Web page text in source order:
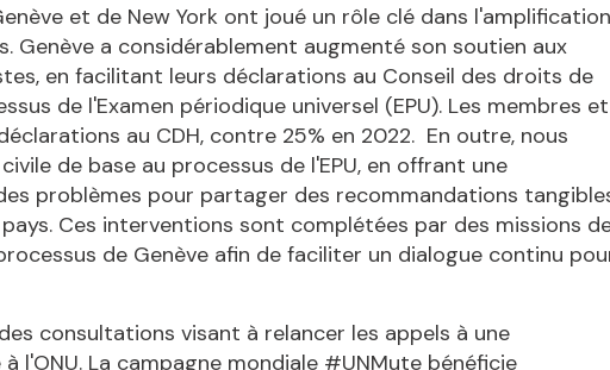
et de New York ont joué un rôle clé dans l'amplification
Genève a considérablement augmenté son soutien aux
en facilitant leurs déclarations au Conseil des droits de
de l'Examen périodique universel (EPU). Les membres et
au CDH, contre 25% en 2022. En outre, nous
de base au processus de l'EPU, en offrant une
problèmes pour partager des recommandations
Ces interventions sont complétées par des missions
de Genève afin de faciliter un dialogue continu
consultations visant à relancer les appels à une
l'ONU. La campagne mondiale #UNMute bénéficie